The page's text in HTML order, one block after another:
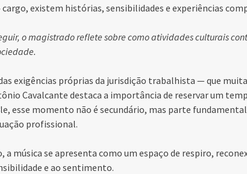
existem histórias, sensibilidades e experiências
o magistrado reflete sobre como atividades culturais
exigências próprias da jurisdição trabalhista — que
Cavalcante destaca a importância de reservar um
esse momento não é secundário, mas parte
profissional.
a música se apresenta como um espaço de respiro,
e ao sentimento.